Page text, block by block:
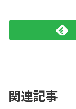
関連記事